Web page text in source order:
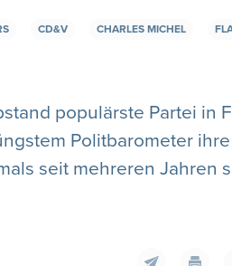
CD&V CHARLES MICHEL
populärste Partei in
Politbarometer
seit mehreren Jahren